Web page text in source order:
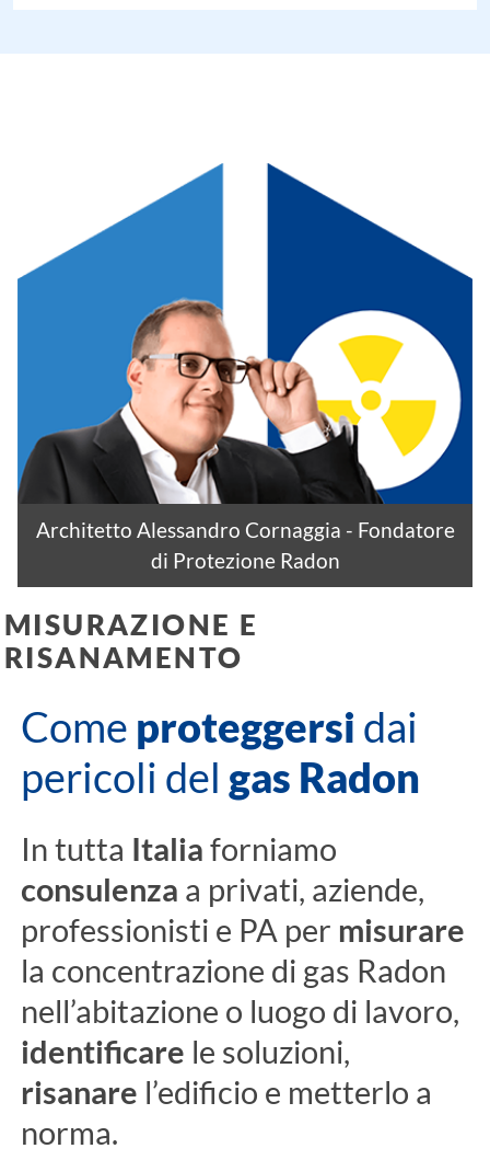
Architetto Alessandro Cornaggia - Fondatore
di Protezione Radon
MISURAZIONE E
RISANAMENTO
Come proteggersi dai
pericoli del gas Radon
In tutta Italia forniamo
consulenza a privati, aziende,
professionisti e PA per misurare
la concentrazione di gas Radon
nell’abitazione o luogo di lavoro,
identificare le soluzioni,
risanare l’edificio e metterlo a
norma.